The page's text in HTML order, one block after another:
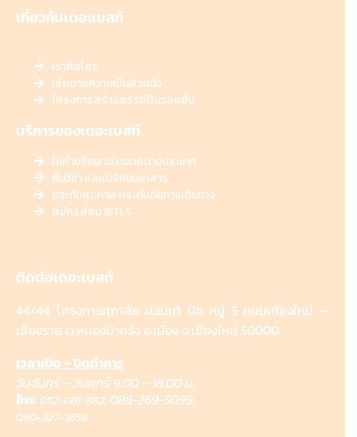
เกี่ยวกับเดอะเบสท์
เราคือใคร
นโยบายความเป็นส่วนตัว
โครงการสร้างสรรค์ปันรอยยิ้ม
บริการของเดอะเบสท์
ให้คำปรึกษาเรียนต่อต่างประเทศ
ยื่นวีซ่า และเตรียมเอกสาร
ประกันสุขภาพ ประกันภัยการเดินทาง
สมัครสอบ IETLS
ติดต่อเดอะเบสท์
44/44 โครงการศุภาลัย มอนเต้ บิซ หมู่ 5 ถนนเชียงใหม่ –
เชียงราย ต.หนองป่าครั่ง อ.เมือง จ.เชียงใหม่ 50000
เวลาเปิด – ปิดทำการ
วันจันทร์ – วันศุกร์ 9.00 – 18.00 น.
โทร: 052-081-882, 088-269-5099,
090-327-3558